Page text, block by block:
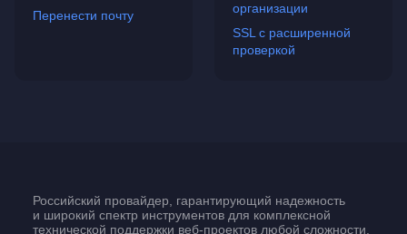
Перенести почту
организации
SSL с расширенной
проверкой
Российский провайдер, гарантирующий надежность
и широкий спектр инструментов для комплексной
технической поддержки веб-проектов любой сложности.